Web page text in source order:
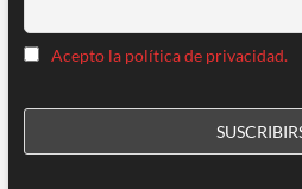
Acepto la política de privacidad.